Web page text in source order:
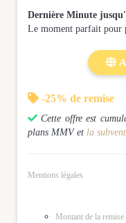
Dernière Minute
Le moment parfait

 -25% de remise
 Cette offre est
plans MMV et la
Mentions légales
Montant de la